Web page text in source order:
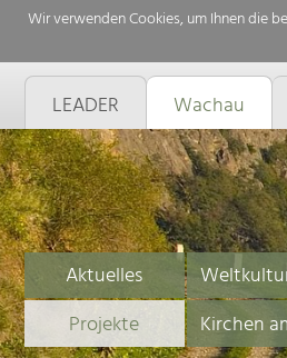
Wir verwenden Cookies, um Ihnen die
LEADER Wachau
Aktuelles
Projekte
Kirchen